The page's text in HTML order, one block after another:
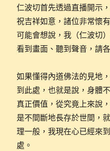
仁波切首先透過直播開示
祝吉祥如意，諸位非常懷
可能會想說，我（仁波切
看到畫面、聽到聲音，請
如果懂得內道佛法的見地
到此處，也就是說，身體
真正價值，從究竟上來說
是不間斷地長存於世間，
理一般，我現在心已經來
處。